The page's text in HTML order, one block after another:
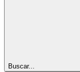
Buscar...